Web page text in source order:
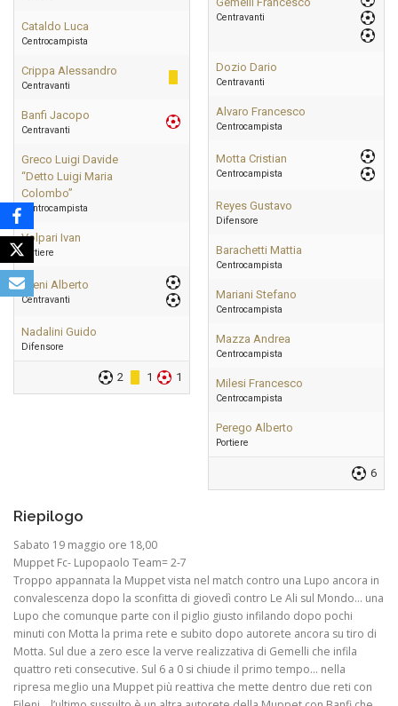
Cataldo Luca
Centrocampista
Crippa Alessandro
Centravanti
Banfi Jacopo
Centravanti
Greco Luigi Davide
“Detto Luigi Maria
Colombo”
Centrocampista
Volpari Ivan
Portiere
Fileni Alberto
Centravanti
Nadalini Guido
Difensore
2 1 1
Centravanti
Dozio Dario
Centravanti
Alvaro Francesco
Centrocampista
Motta Cristian
Centrocampista
Reyes Gustavo
Difensore
Barachetti Mattia
Centrocampista
Mariani Stefano
Centrocampista
Mazza Andrea
Centrocampista
Milesi Francesco
Centrocampista
Perego Alberto
Portiere
6
Riepilogo
Sabato 19 maggio ore 18,00
Muppet Fc- Lupopaolo Team= 2-7
Troppo appannata la Muppet vista nel match contro una Lupo ancora in
convalescenza dopo la sconfitta di giovedì contro Le Ali sul Mondo… una
Lupo che comunque parte con il piglio giusto infilando dopo pochi
minuti con Motta la prima rete e subito dopo autorete ancora su tiro di
Motta. Sul due a zero esce la verve realizzativa di Gemelli che infila
quattro reti consecutive. Sul 6 a 0 si chiude il primo tempo… nella
ripresa meglio una Muppet più reattiva che mette dentro due reti con